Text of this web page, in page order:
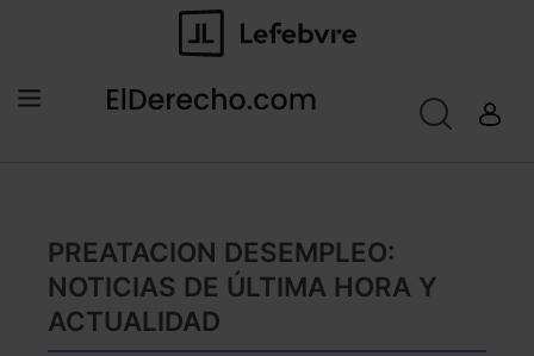
PREATACION DESEMPLEO:
NOTICIAS DE ÚLTIMA HORA Y
ACTUALIDAD